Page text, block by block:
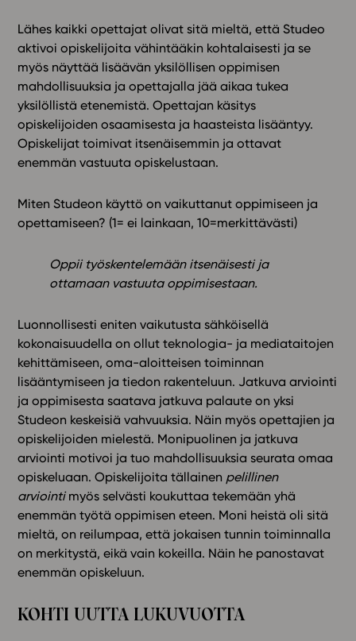
Lähes kaikki opettajat olivat sitä mieltä, että Studeo
aktivoi opiskelijoita vähintääkin kohtalaisesti ja se
myös näyttää lisäävän yksilöllisen oppimisen
mahdollisuuksia ja opettajalla jää aikaa tukea
yksilöllistä etenemistä. Opettajan käsitys
opiskelijoiden osaamisesta ja haasteista lisääntyy.
Opiskelijat toimivat itsenäisemmin ja ottavat
enemmän vastuuta opiskelustaan.
Miten Studeon käyttö on vaikuttanut oppimiseen ja
opettamiseen? (1= ei lainkaan, 10=merkittävästi)
Oppii työskentelemään itsenäisesti ja
ottamaan vastuuta oppimisestaan.
Luonnollisesti eniten vaikutusta sähköisellä
kokonaisuudella on ollut teknologia- ja mediataitojen
kehittämiseen, oma-aloitteisen toiminnan
lisääntymiseen ja tiedon rakenteluun. Jatkuva arviointi
ja oppimisesta saatava jatkuva palaute on yksi
Studeon keskeisiä vahvuuksia. Näin myös opettajien ja
opiskelijoiden mielestä. Monipuolinen ja jatkuva
arviointi motivoi ja tuo mahdollisuuksia seurata omaa
opiskeluaan. Opiskelijoita tällainen pelillinen
arviointimyös selvästi koukuttaa tekemään yhä
enemmän työtä oppimisen eteen. Moni heistä oli sitä
mieltä, on reilumpaa, että jokaisen tunnin toiminnalla
on merkitystä, eikä vain kokeilla. Näin he panostavat
enemmän opiskeluun.
KOHTI UUTTA LUKUVUOTTA